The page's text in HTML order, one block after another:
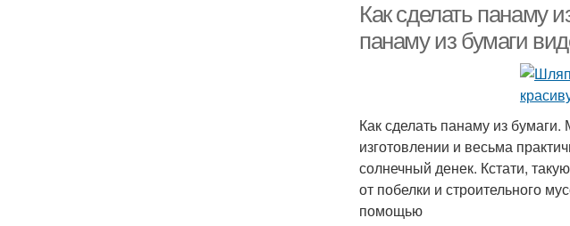
Как сделать панаму
панаму из бумаги
Как сделать панаму из
изготовлении и весьма
солнечный денек. Кстати,
от побелки и строительного
помощью